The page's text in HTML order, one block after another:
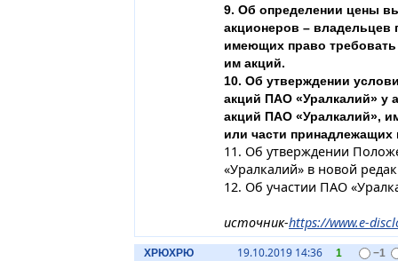
9. Об определении цены
акционеров –
имеющих право
им акций.
10. Об утверждении
акций ПАО «Уралкалий» у
акций ПАО «Уралкалий»,
или части принадлежащих
11. Об утверждении
«Уралкалий» в новой
12. Об участии ПАО
источник-https://www.e-
ХРЮХРЮ 19.10.2019 14:36 1 −1